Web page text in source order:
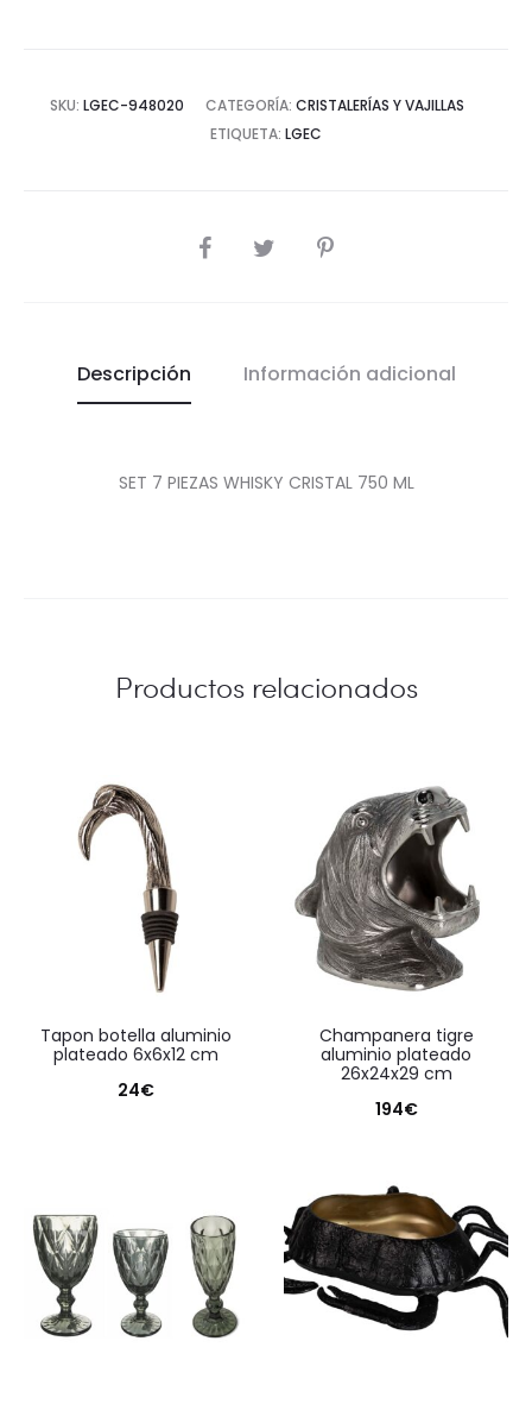
SKU: LGEC-948020 CATEGORÍA: CRISTALERÍAS Y VAJILLAS
ETIQUETA: LGEC
COMPARTIR
Descripción Información adicional
SET 7 PIEZAS WHISKY CRISTAL 750 ML
Productos relacionados
tapon botella aluminio
plateado 6x6x12 cm
24€
champanera tigre
aluminio plateado
26x24x29 cm
194€